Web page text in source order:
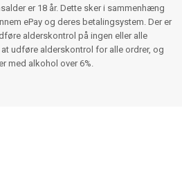
er 18 år. Dette sker i sammenhæng
ePay og deres betalingsystem. Der er
alderskontrol på ingen eller alle
udføre alderskontrol for alle ordrer, og
med alkohol over 6%.